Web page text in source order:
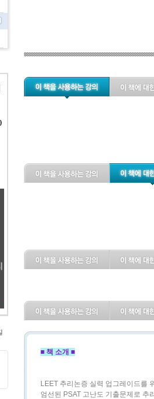
■ 책 소개 ■
LEET 추리논증 실력 업그레이드를
엄선된 PSAT 고난도 기출문제로 추